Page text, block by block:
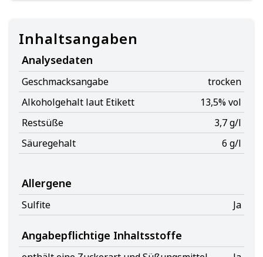
Inhaltsangaben
Analysedaten
Geschmacksangabe
trocken
Alkoholgehalt laut Etikett
13,5% vol
Restsüße
3,7 g/l
Säuregehalt
6 g/l
Allergene
Sulfite Ja
Angabepflichtige Inhaltsstoffe